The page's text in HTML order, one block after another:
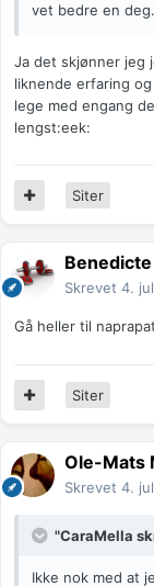
vet bedre en
Ja det skjønner jeg
liknende erfaring
lege med engang
lengst:eek:
Siter
Benedicte
Skrevet 4.
Gå heller til
Siter
Ole-Mats
Skrevet 4.
"CaraMella
Ikke nok med at